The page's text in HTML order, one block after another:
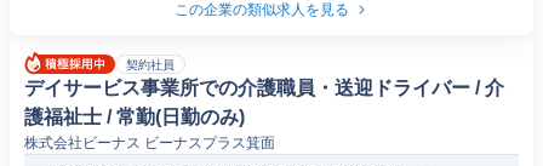
この企業の類似求人を見る
契約社員
デイサービス事業所での介護職員・送迎ドライバー / 介
護福祉士 / 常勤(日勤のみ)
株式会社ビーナス ビーナスプラス箕面